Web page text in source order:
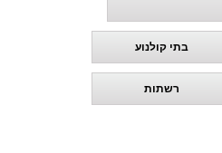
בתי קולנוע
רשתות